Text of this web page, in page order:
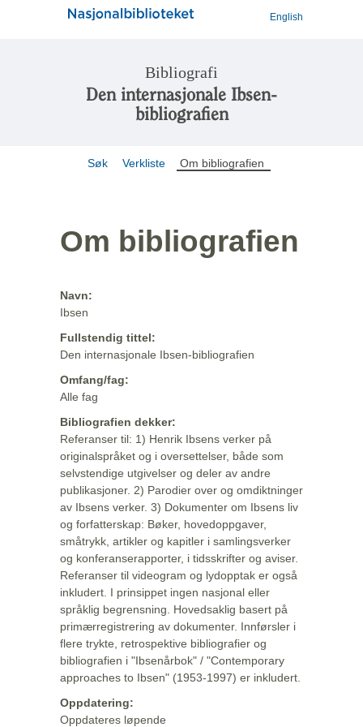
English
Bibliografi
Den internasjonale Ibsen-
bibliografien
Søk Verkliste Om bibliografien
Om bibliografien
Navn:
Ibsen
Fullstendig tittel:
Den internasjonale Ibsen-bibliografien
Omfang/fag:
Alle fag
Bibliografien dekker:
Referanser til: 1) Henrik Ibsens verker på
originalspråket og i oversettelser, både som
selvstendige utgivelser og deler av andre
publikasjoner. 2) Parodier over og omdiktninger
av Ibsens verker. 3) Dokumenter om Ibsens liv
og forfatterskap: Bøker, hovedoppgaver,
småtrykk, artikler og kapitler i samlingsverker
og konferanserapporter, i tidsskrifter og aviser.
Referanser til videogram og lydopptak er også
inkludert. I prinsippet ingen nasjonal eller
språklig begrensning. Hovedsaklig basert på
primærregistrering av dokumenter. Innførsler i
flere trykte, retrospektive bibliografier og
bibliografien i "Ibsenårbok" / "Contemporary
approaches to Ibsen" (1953-1997) er inkludert.
Oppdatering:
Oppdateres løpende